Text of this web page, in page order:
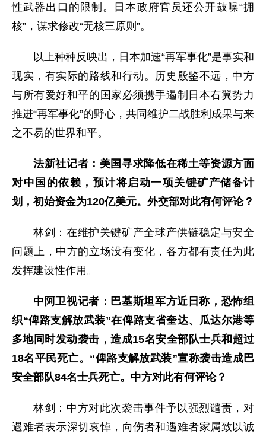
性武器出口的限制。日本政府官员还公开鼓噪“拥
核”，谋求修改“无核三原则”。
以上种种反映出，日本加速“再军事化”是事实和
现实，有实际的路线和行动。历史殷鉴不远，中方
与所有爱好和平的国家必须携手遏制日本右翼势力
推进“再军事化”的野心，共同维护二战胜利成果与来
之不易的世界和平。
法新社记者：美国寻求降低在稀土等资源方面
对中国的依赖，预计将启动一项关键矿产储备计
划，初始资金为120亿美元。外交部对此有何评论？
林剑：在维护关键矿产全球产供链稳定与安全
问题上，中方的立场没有变化，各方都有责任为此
发挥建设性作用。
中阿卫视记者：巴基斯坦军方近日称，恐怖组
织“俾路支解放武装”在俾路支省奎达、瓜达尔港等
多地同时发动袭击，造成15名安全部队士兵和超过
18名平民死亡。“俾路支解放武装”宣称袭击造成巴
安全部队84名士兵死亡。中方对此有何评论？
林剑：中方对此次袭击事件予以强烈谴责，对
遇难者表示深切哀悼，向伤者和遇难者家属致以诚